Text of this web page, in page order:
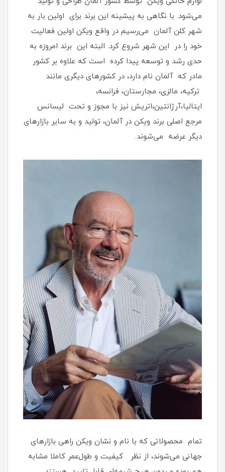
می‌شود. با نگاهی به پیشینه این برند برای اولین بار به
شهر کلن آلمان می‌رسیم در واقع ویکن اولین فعالیت
خود را در این شهر شروع کرد. البته این برند امروزه به
حدی رشد و توسعه پیدا کرده است که علاوه بر کشور
مادر که آلمان نام دارد، در کشورهای دیگری مانند
ترکیه، مالزی، مجارستان، فرانسه،
ایتالیا،آرژانتین،اتریش نیز با مجوز و تحت لیسانس
مرجع اصلی برند ویکن در آلمان، تولید و به سایر بازارهای
دیگر عرضه می‌شوند.
تمام محصولاتی که با نام و نشان ویکن راهی بازارهای
جهانی می‌شوند، از نظر کیفیت و طول‌عمر کاملا مشابه